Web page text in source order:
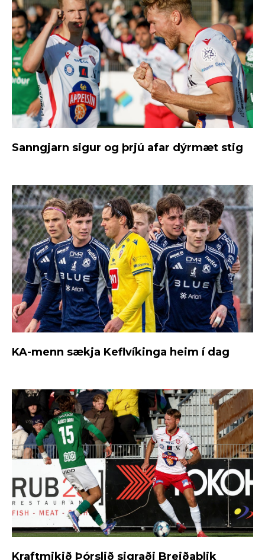
Sanngjarn sigur og þrjú afar dýrmæt stig
KA-menn sækja Keflvíkinga heim í dag
Kraftmikið Þórslið sigraði Breiðablik